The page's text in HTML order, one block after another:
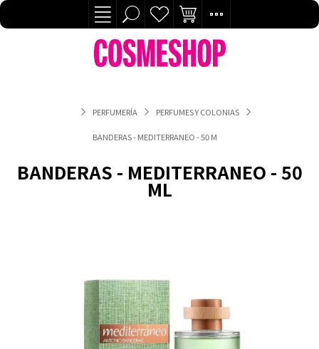
PERFUMERÍA PERFUMES Y COLONIAS
BANDERAS - MEDITERRANEO - 50 ML
BANDERAS - MEDITERRANEO - 50
ML